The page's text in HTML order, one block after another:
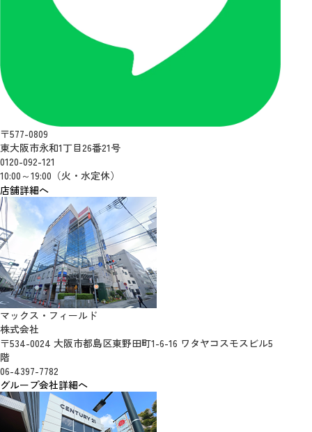
〒577-0809
東大阪市永和1丁目26番21号
0120-092-121
10:00～19:00（火・水定休）
店舗詳細へ
マックス・フィールド
株式会社
〒534-0024 大阪市都島区東野田町1-6-16 ワタヤコスモスビル5
階
06-4397-7782
グループ会社詳細へ